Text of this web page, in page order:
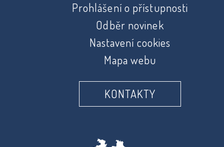
Prohlášení o přístupnosti
Odběr novinek
Nastavení cookies
Mapa webu
KONTAKTY